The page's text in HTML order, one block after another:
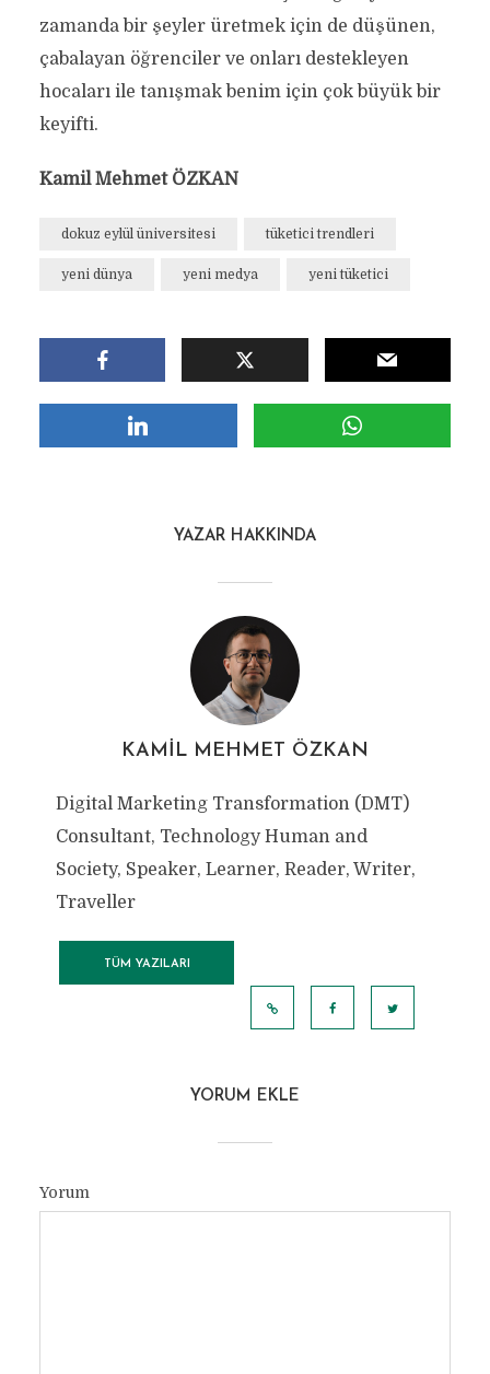
zamanda bir şeyler üretmek için de düşünen,
çabalayan öğrenciler ve onları destekleyen
hocaları ile tanışmak benim için çok büyük bir
keyifti.
Kamil Mehmet ÖZKAN
dokuz eylül üniversitesi tüketici trendleri
yeni dünya yeni medya yeni tüketici
YAZAR HAKKINDA
KAMIL MEHMET ÖZKAN
Digital Marketing Transformation (DMT)
Consultant, Technology Human and
Society, Speaker, Learner, Reader, Writer,
Traveller
TÜM YAZILARI
YORUM EKLE
Yorum